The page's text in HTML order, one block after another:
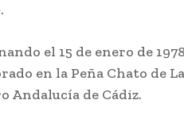
el 15 de enero de
en la Peña Chato de
Andalucía de Cádiz.